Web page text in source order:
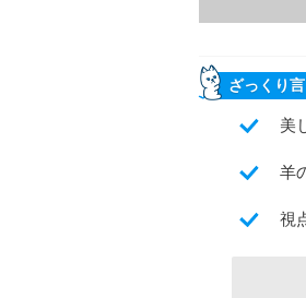
ざっくり
美
羊
視